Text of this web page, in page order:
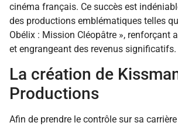
cinéma français. Ce succès est
des productions emblématiques telles
Obélix : Mission Cléopâtre », renforçant
et engrangeant des revenus significatifs.
La création de
Productions
Afin de prendre le contrôle sur sa